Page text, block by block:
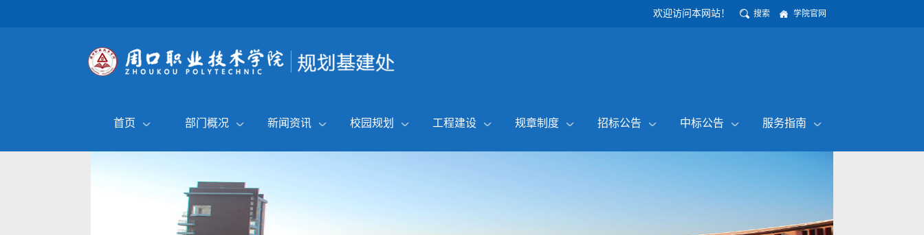
欢迎访问本网站！ 搜索 学院官网
首页 部门概况 新闻资讯 校园规划 工程建设 规章制度 招标公告 中标公告 服务指南